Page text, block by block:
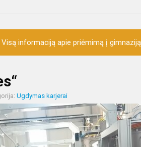
Visą informaciją apie priėmimą į
Ugdymas karjerai